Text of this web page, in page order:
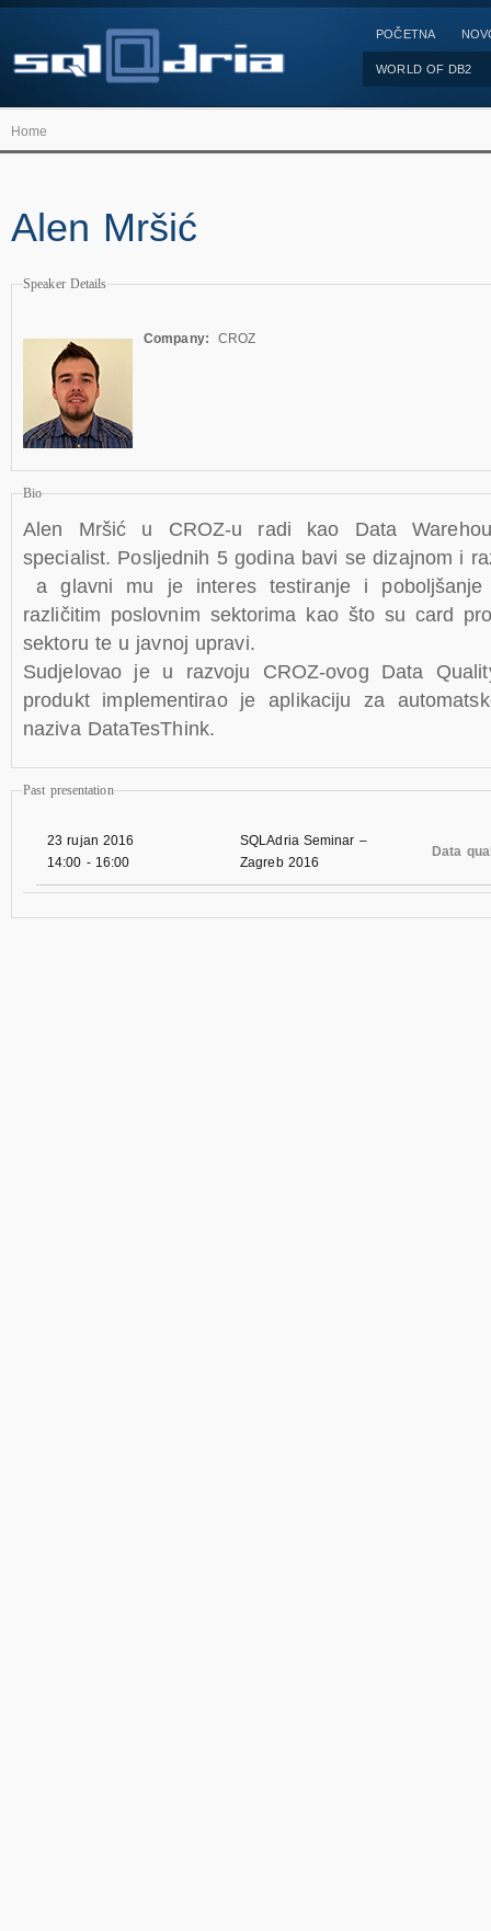
POČETNA
WORLD OF DB2
Home
Alen Mršić
Speaker Details
Company: CROZ
Bio
Alen Mršić u CROZ-u radi kao Data
specialist. Posljednih 5 godina bavi se dizajnom i
a glavni mu je interes testiranje i poboljšanje
različitim poslovnim sektorima kao što su card
sektoru te u javnoj upravi.
Sudjelovao je u razvoju CROZ-ovog Data
produkt implementirao je aplikaciju za
naziva DataTesThink.
Past presentation
23 rujan 2016
14:00 - 16:00
SQLAdria Seminar –
Zagreb 2016
Data